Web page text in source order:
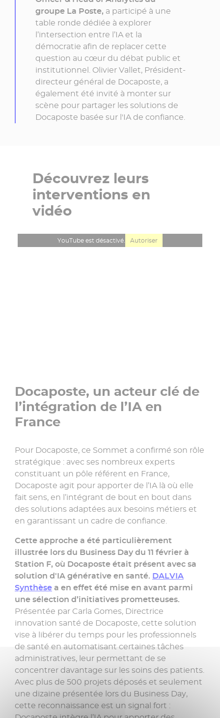
groupe La Poste, a participé à une
table ronde dédiée à explorer
l’intersection entre l’IA et la
démocratie afin de replacer cette
question au cœur du débat public et
institutionnel. Olivier Vallet, Président-
directeur général de Docaposte, a
également été invité à monter sur
scène pour partager les solutions de
Docaposte basée sur l'IA de confiance.
Découvrez leurs
interventions en
vidéo
YouTube est désactivé. Autoriser
Docaposte, un acteur clé de
l’intégration de l’IA en
France
Pour Docaposte, ce Sommet a confirmé son rôle
stratégique : avec ses nombreux experts
constituant un pôle référent en France,
Docaposte agit pour apporter de l’IA là où elle
fait sens, en l’intégrant de bout en bout dans
des solutions adaptées aux besoins métiers et
en garantissant un cadre de confiance.
Cette approche a été particulièrement
illustrée lors du Business Day du 11 février à
Station F, où Docaposte était présent avec sa
solution d'IA générative en santé. DALVIA
Synthèse a en effet été mise en avant parmi
une sélection d’initiatives prometteuses.
Présentée par Carla Gomes, Directrice
innovation santé de Docaposte, cette solution
vise à libérer du temps pour les professionnels
de santé en automatisant certaines tâches
administratives, leur permettant de se
concentrer davantage sur les soins des patients.
Avec plus de 500 projets déposés et seulement
une dizaine présentée lors du Business Day,
cette reconnaissance est un signal fort :